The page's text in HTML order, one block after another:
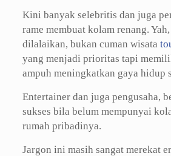
Kini banyak selebritis dan juga
rame membuat kolam renang.
dilalaikan, bukan cuman wisata
yang menjadi prioritas tapi
ampuh meningkatkan gaya hidup
Entertainer dan juga pengusaha,
sukses bila belum mempunyai
rumah pribadinya.
Jargon ini masih sangat merekat